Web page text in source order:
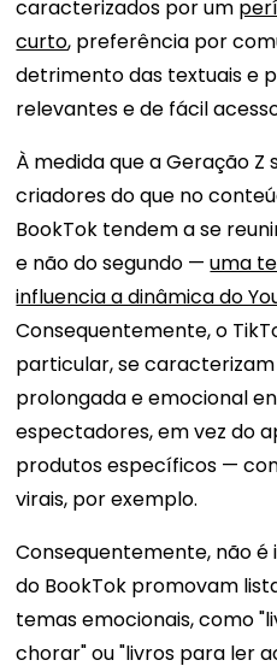
caracterizados por um
curto, preferência por
detrimento das textuais e
relevantes e de fácil
À medida que a Geração
criadores do que no
BookTok tendem a se
e não do segundo —uma
influencia a dinâmica do
Consequentemente, o
particular, se
prolongada e emocional
espectadores, em vez do
produtos específicos —
virais, por exemplo.
Consequentemente, não
do BookTok promovam
temas emocionais, como
chorar" ou "livros para ler